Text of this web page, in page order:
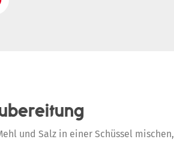
und Salz in einer Schüssel mischen,